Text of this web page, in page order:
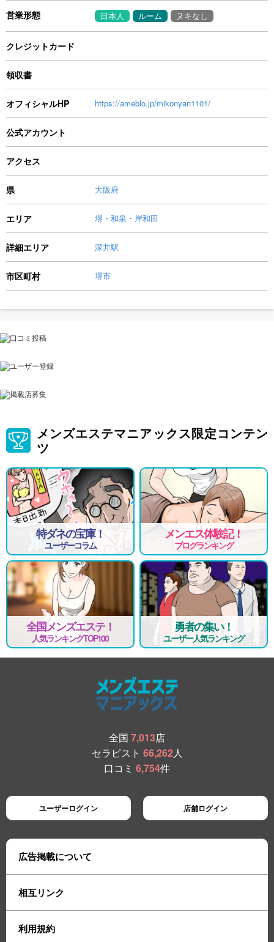
営業形態 日本人 ルーム ヌキなし
クレジットカード
領収書
オフィシャルHP https://ameblo.jp/mikonyan1101/
公式アカウント
アクセス
県 大阪府
エリア 堺・和泉・岸和田
詳細エリア 深井駅
市区町村 堺市
メンズエステマニアックス限定コンテン
ツ
特ダネの宝庫！
ユーザーコラム
メンエス体験記！
ブログランキング
全国メンズエステ！
人気ランキングTOP100
勇者の集い！
ユーザー人気ランキング
全国 7,013店
セラピスト 66,262人
口コミ 6,754件
ユーザーログイン 店舗ログイン
広告掲載について
相互リンク
利用規約